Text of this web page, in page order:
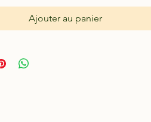
Ajouter au panier